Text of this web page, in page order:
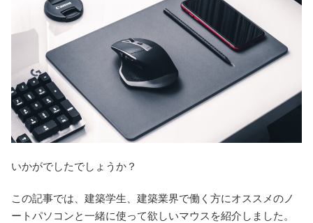
いかがでしたでしょうか？
この記事では、建築学生、建築業界で働く方にオススメのノ
ートパソコンと一緒に使って欲しいマウスを紹介しました。